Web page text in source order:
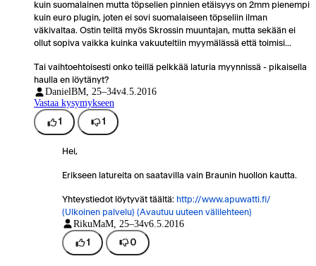
kuin suomalainen mutta töpselien pinnien etäisyys on 2mm pienempi
kuin euro plugin, joten ei sovi suomalaiseen töpseliin ilman
väkivaltaa. Ostin teiltä myös Skrossin muuntajan, mutta sekään ei
ollut sopiva vaikka kuinka vakuuteltiin myymälässä että toimisi...
Tai vaihtoehtoisesti onko teillä pelkkää laturia myynnissä - pikaisella
haulla en löytänyt?
DanielBM, 25–34v4.5.2016
Vastaa kysymykseen
1 1
Hei,
Erikseen latureita on saatavilla vain Braunin huollon kautta.
Yhteystiedot löytyvät täältä: http://www.apuwatti.fi/
(Ulkoinen palvelu) (Avautuu uuteen välilehteen)
RikuMaM, 25–34v6.5.2016
1 0